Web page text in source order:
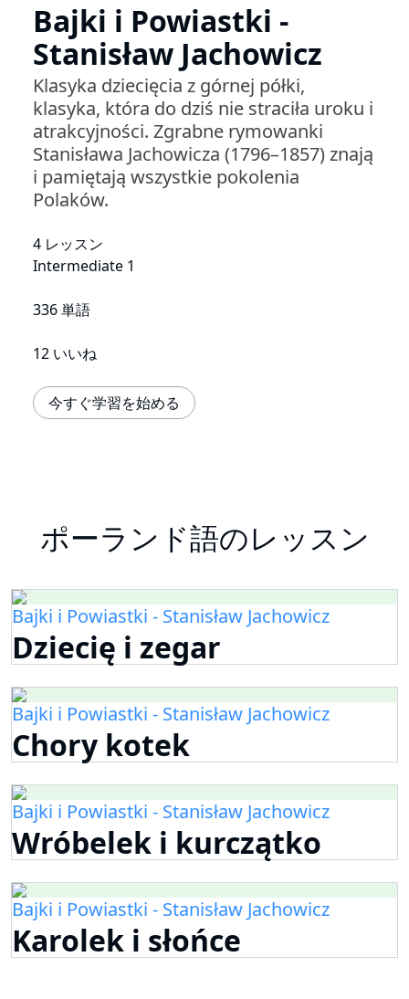
Bajki i Powiastki -
Stanisław Jachowicz
Klasyka dziecięcia z górnej półki,
klasyka, która do dziś nie straciła uroku i
atrakcyjności. Zgrabne rymowanki
Stanisława Jachowicza (1796–1857) znają
i pamiętają wszystkie pokolenia
Polaków.
4 レッスン
Intermediate 1
336 単語
12 いいね
今すぐ学習を始める
ポーランド語のレッスン
Bajki i Powiastki - Stanisław Jachowicz
Dziecię i zegar
Bajki i Powiastki - Stanisław Jachowicz
Chory kotek
Bajki i Powiastki - Stanisław Jachowicz
Wróbelek i kurczątko
Bajki i Powiastki - Stanisław Jachowicz
Karolek i słońce